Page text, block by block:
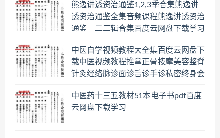
熊逸讲透资治通鉴1,2,3季合集熊逸讲
透资治通鉴全集音频课程熊逸讲透资治
通鉴一二三辑合集百度云网盘下载学习
中医自学视频教程大全集百度云网盘下
载中医视频教程推拿正骨按摩美容整脊
针灸经络脉诊面诊舌诊手诊私密终身会
中医药十三五教材51本电子书pdf百度
云网盘下载学习